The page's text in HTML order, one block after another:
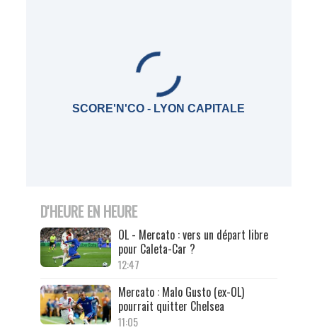
SCORE'N'CO - LYON CAPITALE
D'HEURE EN HEURE
OL - Mercato : vers un départ libre
pour Caleta-Car ?
12:47
Mercato : Malo Gusto (ex-OL)
pourrait quitter Chelsea
11:05